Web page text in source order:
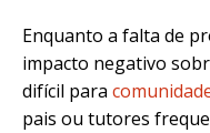
Enquanto a falta de
impacto negativo
difícil para
pais ou tutores